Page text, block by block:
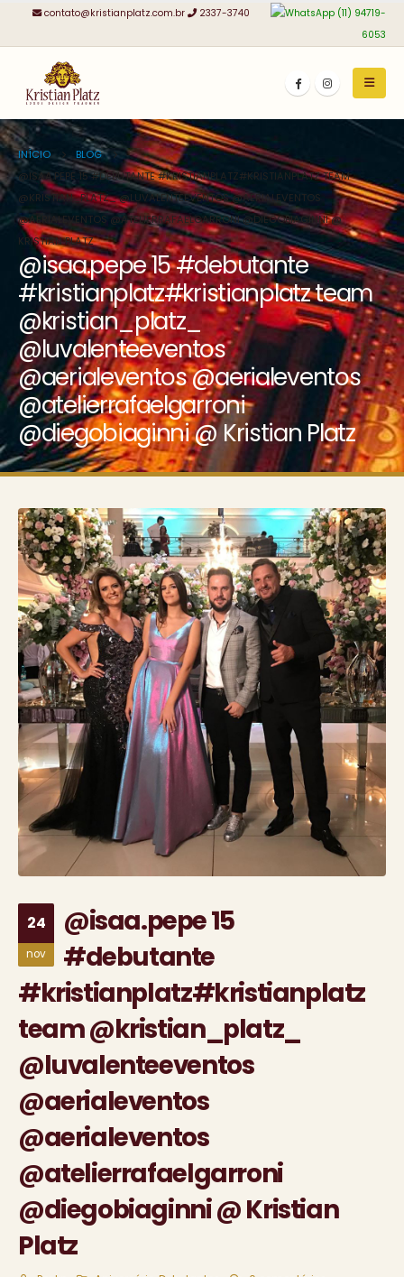
contato@kristianplatz.com.br 2337-3740
(11) 94719-
6053
INÍCIO
BLOG
@ISAA.PEPE 15 #DEBUTANTE #KRISTIANPLATZ#KRISTIANPLATZ TEAM
@KRISTIAN_PLATZ_ @LUVALENTEEVENTOS @AERIALEVENTOS
@AERIALEVENTOS @ATELIERRAFAELGARRONI @DIEGOBIAGINNI @
KRISTIAN PLATZ
@isaa.pepe 15 #debutante
#kristianplatz#kristianplatz team
@kristian_platz_
@luvalenteeventos
@aerialeventos @aerialeventos
@atelierrafaelgarroni
@diegobiaginni @ Kristian Platz
24
nov
@isaa.pepe 15
#debutante
#kristianplatz#kristianplatz
team @kristian_platz_
@luvalenteeventos
@aerialeventos
@aerialeventos
@atelierrafaelgarroni
@diegobiaginni @ Kristian
Platz